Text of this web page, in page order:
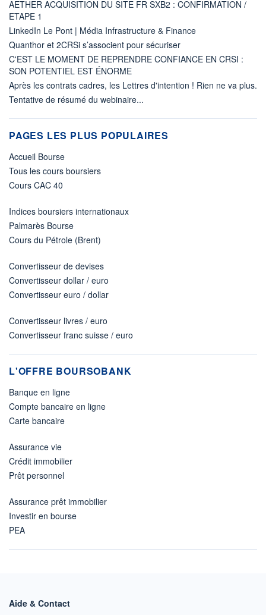
AETHER ACQUISITION DU SITE FR SXB2 : CONFIRMATION /
ETAPE 1
LinkedIn Le Pont | Média Infrastructure & Finance
Quanthor et 2CRSi s’associent pour sécuriser
C'EST LE MOMENT DE REPRENDRE CONFIANCE EN CRSI :
SON POTENTIEL EST ÉNORME
Après les contrats cadres, les Lettres d'intention ! Rien ne va plus.
Tentative de résumé du webinaire...
PAGES LES PLUS POPULAIRES
Accueil Bourse
Tous les cours boursiers
Cours CAC 40
Indices boursiers internationaux
Palmarès Bourse
Cours du Pétrole (Brent)
Convertisseur de devises
Convertisseur dollar / euro
Convertisseur euro / dollar
Convertisseur livres / euro
Convertisseur franc suisse / euro
L'OFFRE BOURSOBANK
Banque en ligne
Compte bancaire en ligne
Carte bancaire
Assurance vie
Crédit immobilier
Prêt personnel
Assurance prêt immobilier
Investir en bourse
PEA
Aide & Contact